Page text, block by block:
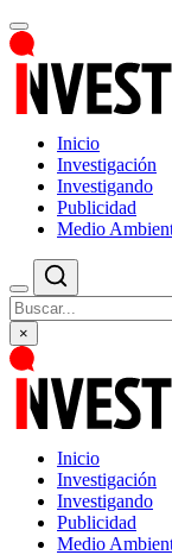
Inicio
Investigación
Investigando
Publicidad
Medio
×
Inicio
Investigación
Investigando
Publicidad
Medio